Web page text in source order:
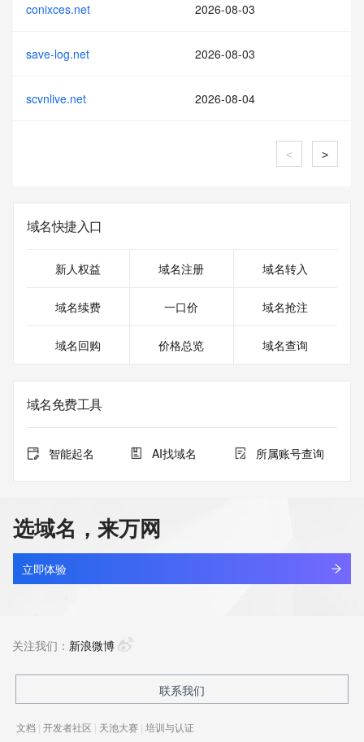
conixces.net 2026-08-03
save-log.net 2026-08-03
scvnlive.net 2026-08-04
< >
域名快捷入口
新人权益 域名注册 域名转入
域名续费 一口价 域名抢注
域名回购 价格总览 域名查询
域名免费工具
智能起名 AI找域名 所属账号查询
选域名，来万网
立即体验
关注我们： 新浪微博
联系我们
文档 | 开发者社区 | 天池大赛 | 培训与认证